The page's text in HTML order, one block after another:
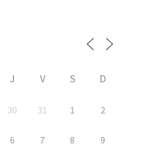
J V S D
30 31 1 2
6 7 8 9